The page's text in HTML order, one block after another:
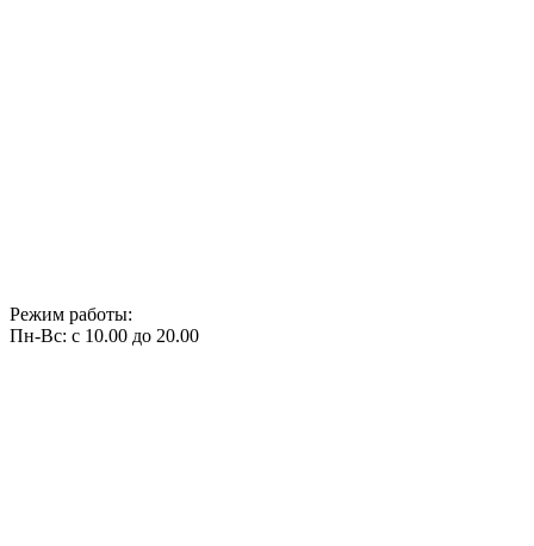
Режим работы:
Пн-Вс: с 10.00 до 20.00